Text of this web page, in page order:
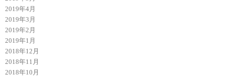
2019年4月
2019年3月
2019年2月
2019年1月
2018年12月
2018年11月
2018年10月